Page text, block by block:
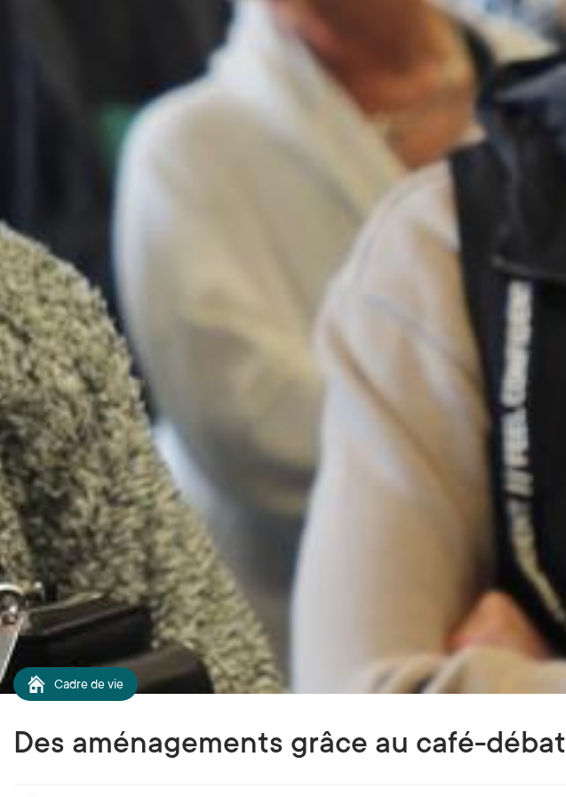
Cadre de vie
Des aménagements grâce au café-débat